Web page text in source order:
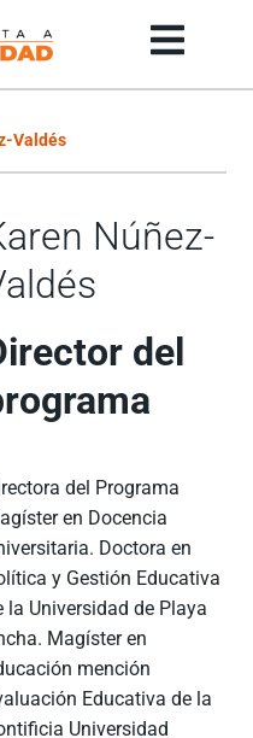
Valdés
Núñez-
del
del Programa
en Docencia
Doctora en
y Gestión Educativa
la Universidad de Playa
Magíster en
mención
Educativa de la
Universidad